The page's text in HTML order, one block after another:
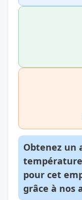
Obtenez un
pour cet
grâce à nos